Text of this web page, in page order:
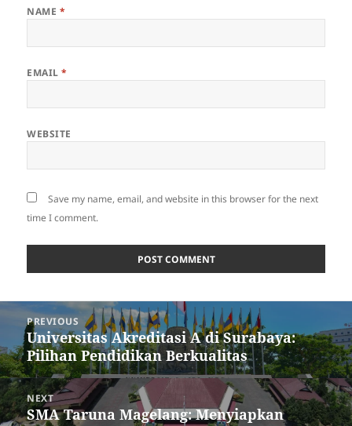
NAME *
EMAIL*
WEBSITE
Save my name, email, and website in this browser for the next
time I comment.
Post
navigation
PREVIOUS
Previous
post:
Universitas Akreditasi A di Surabaya:
Pilihan Pendidikan Berkualitas
NEXT
Next
SMA Taruna Magelang: Menyiapkan